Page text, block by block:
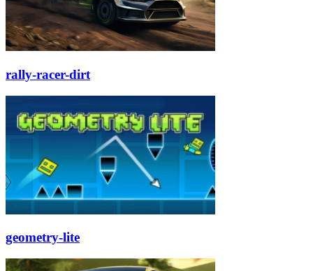
rally-racer-dirt
geometry-lite